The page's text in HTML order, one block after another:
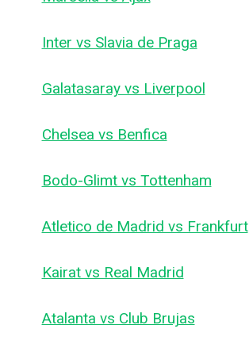
Inter vs Slavia de Praga
Galatasaray vs Liverpool
Chelsea vs Benfica
Bodo-Glimt vs Tottenham
Atletico de Madrid vs Frankfurt
Kairat vs Real Madrid
Atalanta vs Club Brujas